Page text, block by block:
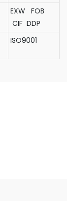
EXW FOB
CIF DDP
ISO9001